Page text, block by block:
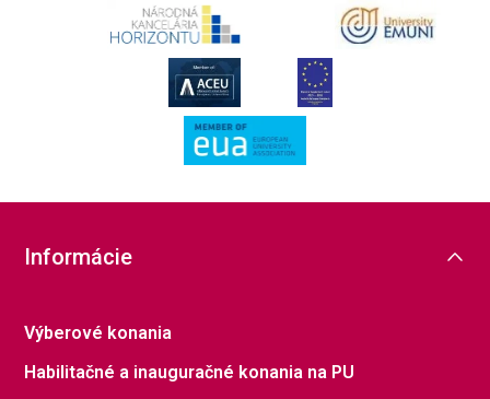
Informácie
Výberové konania
Habilitačné a inauguračné konania na PU